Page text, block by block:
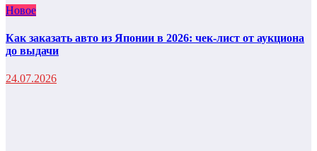
Новое
Как заказать авто из Японии в 2026: чек-лист от аукциона
до выдачи
24.07.2026